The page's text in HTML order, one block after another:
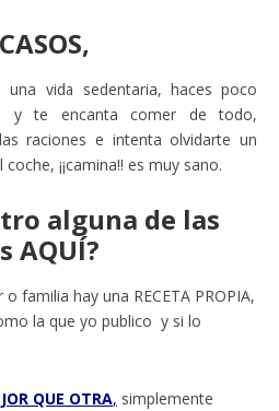
,
una vida sedentaria, haces poco
y te encanta comer de todo,
raciones e intenta olvidarte un
¡¡camina!! es muy sano.
alguna de las
AQUÍ?
familia hay una RECETA PROPIA,
la que yo publico y si lo
QUE OTRA, simplemente